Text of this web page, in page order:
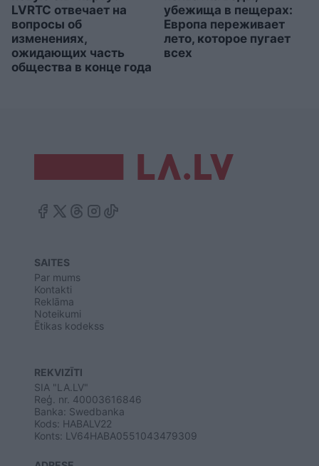
LVRTC отвечает на
вопросы об
изменениях,
ожидающих часть
общества в конце года
убежища в пещерах:
Европа переживает
лето, которое пугает
всех
SAITES
Par mums
Kontakti
Reklāma
Noteikumi
Ētikas kodekss
REKVIZĪTI
SIA "LA.LV"
Reģ. nr. 40003616846
Banka: Swedbanka
Kods: HABALV22
Konts: LV64HABA0551043479309